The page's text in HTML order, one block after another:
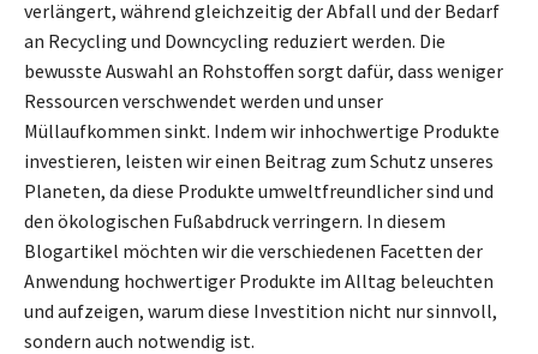
verlängert, während gleichzeitig der Abfall und der Bedarf
an Recycling und Downcycling reduziert werden. Die
bewusste Auswahl an Rohstoffen sorgt dafür, dass weniger
Ressourcen verschwendet werden und unser
Müllaufkommen sinkt. Indem wir inhochwertige Produkte
investieren, leisten wir einen Beitrag zum Schutz unseres
Planeten, da diese Produkte umweltfreundlicher sind und
den ökologischen Fußabdruck verringern. In diesem
Blogartikel möchten wir die verschiedenen Facetten der
Anwendung hochwertiger Produkte im Alltag beleuchten
und aufzeigen, warum diese Investition nicht nur sinnvoll,
sondern auch notwendig ist.